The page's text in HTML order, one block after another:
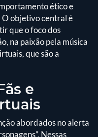
ético e
O objetivo central é
que o foco dos
na paixão pela música
que são a
e
abordados no alerta
Nessas